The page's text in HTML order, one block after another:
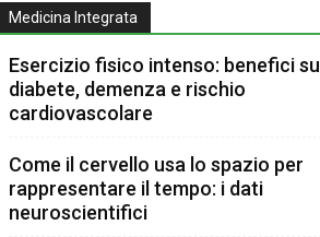
Medicina Integrata
Esercizio fisico intenso: benefici su
diabete, demenza e rischio
cardiovascolare
Come il cervello usa lo spazio per
rappresentare il tempo: i dati
neuroscientifici